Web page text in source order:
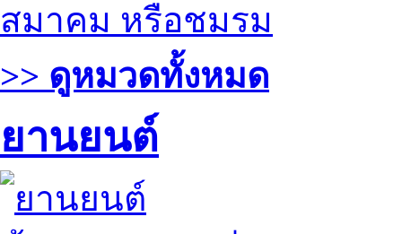
สมาคม หรือชมรม
>> ดูหมวดทั้งหมด
ยานยนต์